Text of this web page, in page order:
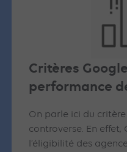
Critères
performance
On parle ici du
controverse. En
l’éligibilité des